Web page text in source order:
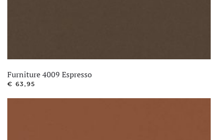
Furniture 4009 Espresso
€ 63,95